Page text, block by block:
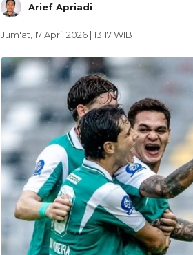
Arief Apriadi
Jum'at, 17 April 2026 | 13:17 WIB